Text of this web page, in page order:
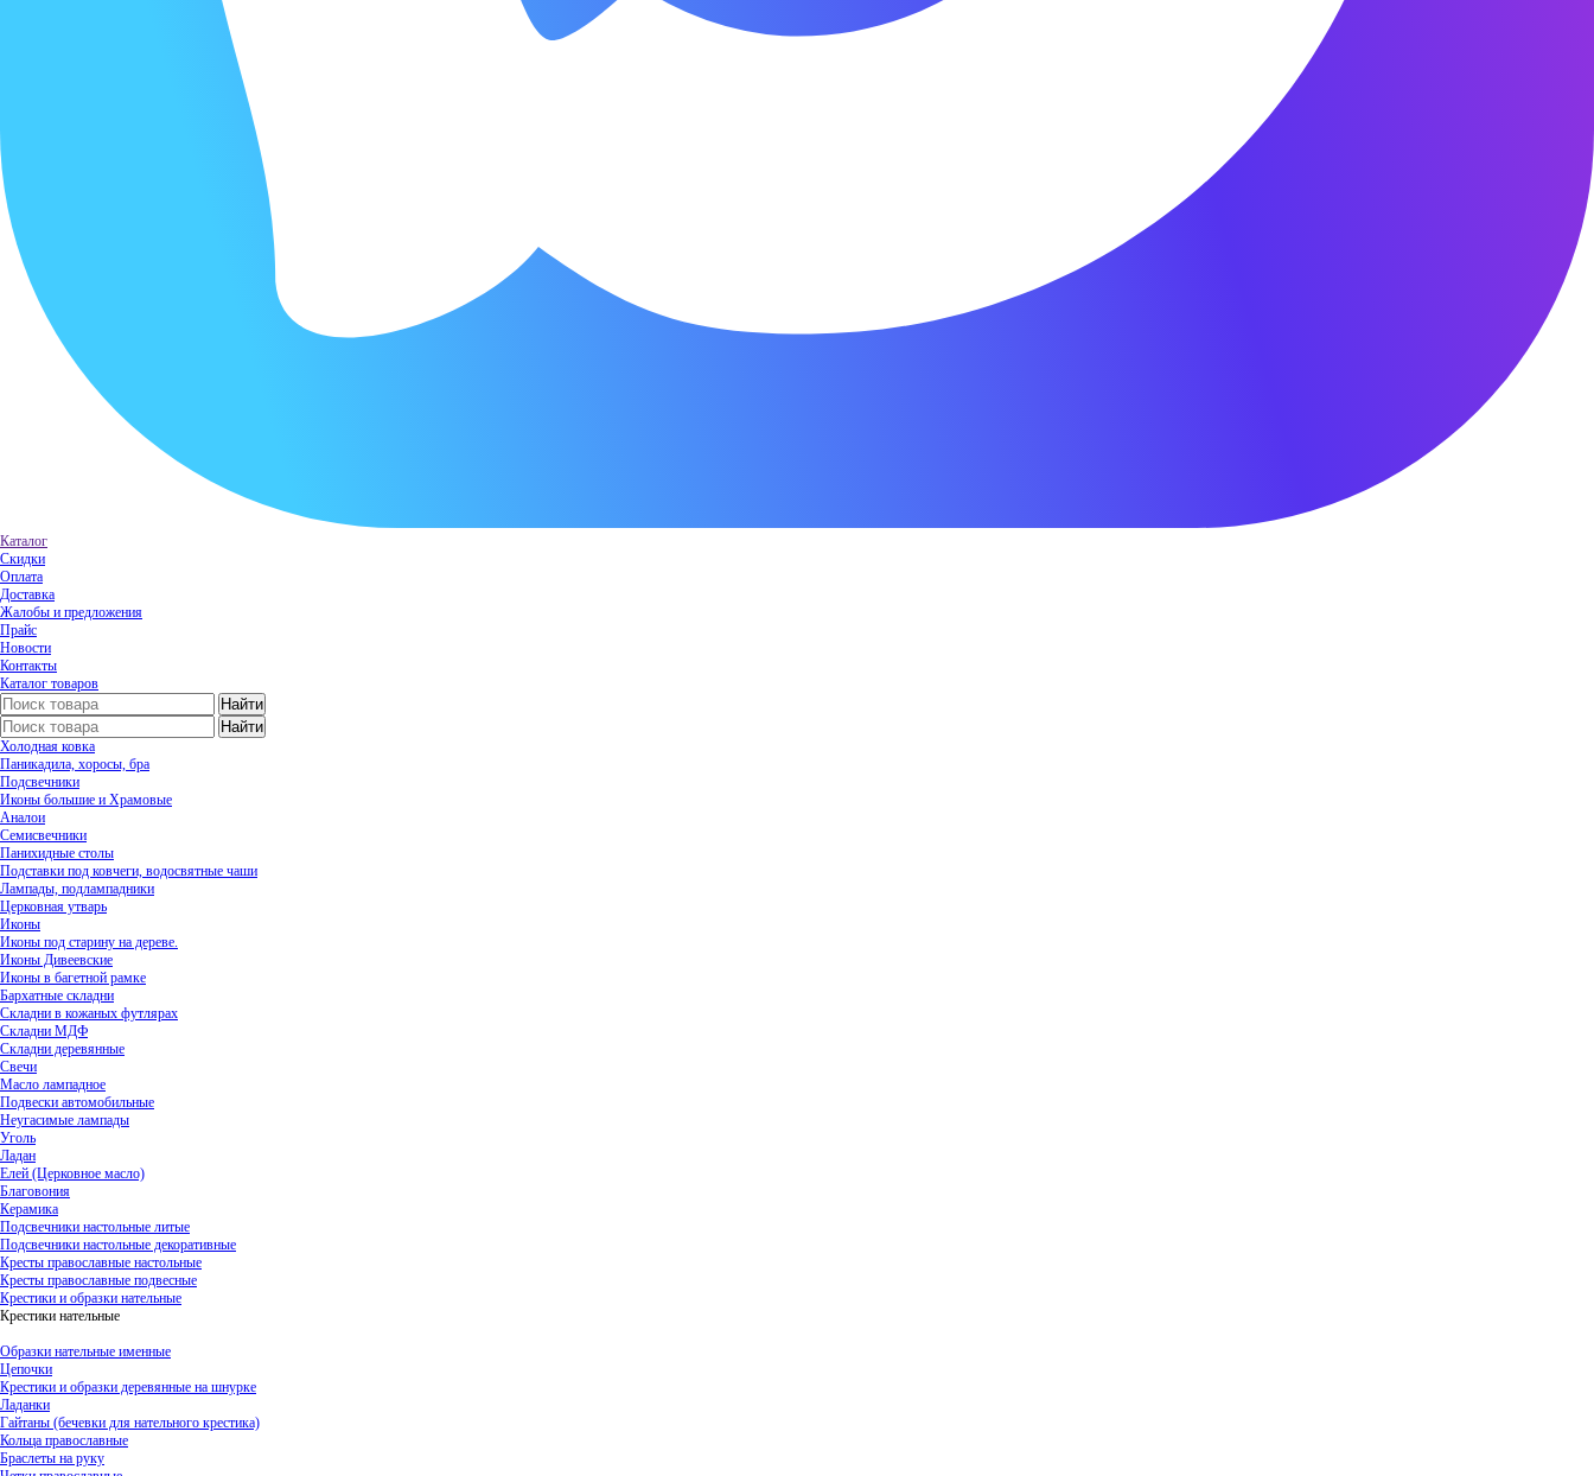
Каталог
Скидки
Оплата
Доставка
Жалобы и предложения
Прайс
Новости
Контакты
Каталог товаров
Холодная ковка
Паникадила, хоросы, бра
Подсвечники
Иконы большие и Храмовые
Аналои
Семисвечники
Панихидные столы
Подставки под ковчеги, водосвятные чаши
Лампады, подлампадники
Церковная утварь
Иконы
Иконы под старину на дереве.
Иконы Дивеевские
Иконы в багетной рамке
Бархатные складни
Складни в кожаных футлярах
Складни МДФ
Складни деревянные
Свечи
Масло лампадное
Подвески автомобильные
Неугасимые лампады
Уголь
Ладан
Елей (Церковное масло)
Благовония
Керамика
Подсвечники настольные литые
Подсвечники настольные декоративные
Кресты православные настольные
Кресты православные подвесные
Крестики и образки нательные
Крестики нательные
Образки нательные именные
Цепочки
Крестики и образки деревянные на шнурке
Ладанки
Гайтаны (бечевки для нательного крестика)
Кольца православные
Браслеты на руку